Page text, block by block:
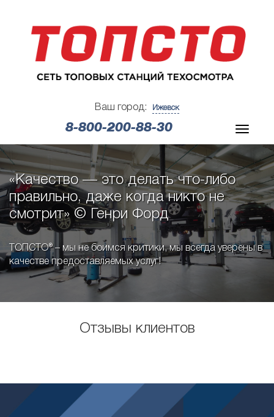
Ваш город: Ижевск
8-800-200-88-30
«Качество — это делать что-либо
правильно, даже когда никто не
смотрит» © Генри Форд
ТОПСТО® – мы не боимся критики, мы всегда уверены в
качестве предоставляемых услуг!
Отзывы клиентов